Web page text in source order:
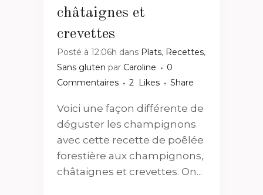
châtaignes et
crevettes
Posté à 12:06h dans Plats, Recettes,
Sans gluten par Caroline
0
Commentaires
2 Likes Share
Voici une façon différente de
déguster les champignons
avec cette recette de poêlée
forestière aux champignons,
châtaignes et crevettes. On...